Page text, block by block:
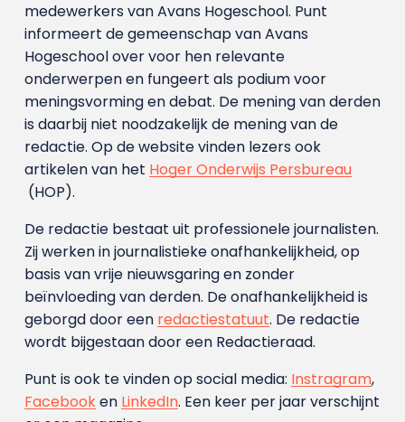
medewerkers van Avans Hoge­school. Punt
informeert de gemeenschap van Avans
Hogeschool over voor hen relevante
onderwerpen en fungeert als podium voor
meningsvorming en debat. De mening van derden
is daarbij niet noodzakelijk de mening van de
redactie. Op de website vinden lezers ook
artikelen van het Hoger Onderwijs Persbureau
(HOP).
De redactie bestaat uit professionele journalisten.
Zij werken in journalistieke onafhankelijkheid, op
basis van vrije nieuwsgaring en zonder
beïnvloeding van derden. De onafhankelijkheid is
geborgd door een redactiestatuut. De redactie
wordt bijgestaan door een Redactieraad.
Punt is ook te vinden op social media: Instragram,
Facebooken LinkedIn. Een keer per jaar verschijnt